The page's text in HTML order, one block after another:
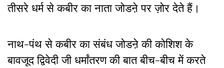
तीसरे धर्म से कबीर का नाता जोडऩे पर ज़ोर देते हैं।
नाथ-पंथ से कबीर का संबंध जोडऩे की कोशिश के
बावजूद द्विवेदी जी धर्मांतरण की बात बीच-बीच में करते